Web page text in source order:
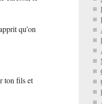
qu’on
ton fils et